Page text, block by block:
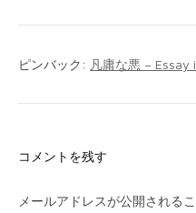
ピンバック: 凡庸な悪 – Essay
コメントを残す
メールアドレスが公開される